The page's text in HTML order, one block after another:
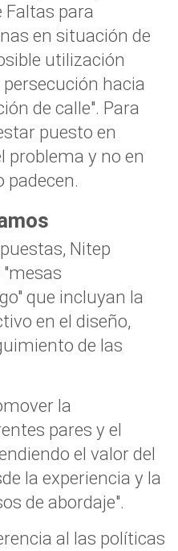
Faltas para
en situación de
utilización
hacia
de calle". Para
puesto en
problema y no en
padecen.
Nitep
que incluyan la
en el diseño,
de las
la
pares y el
el valor del
la experiencia y la
de abordaje".
al las políticas